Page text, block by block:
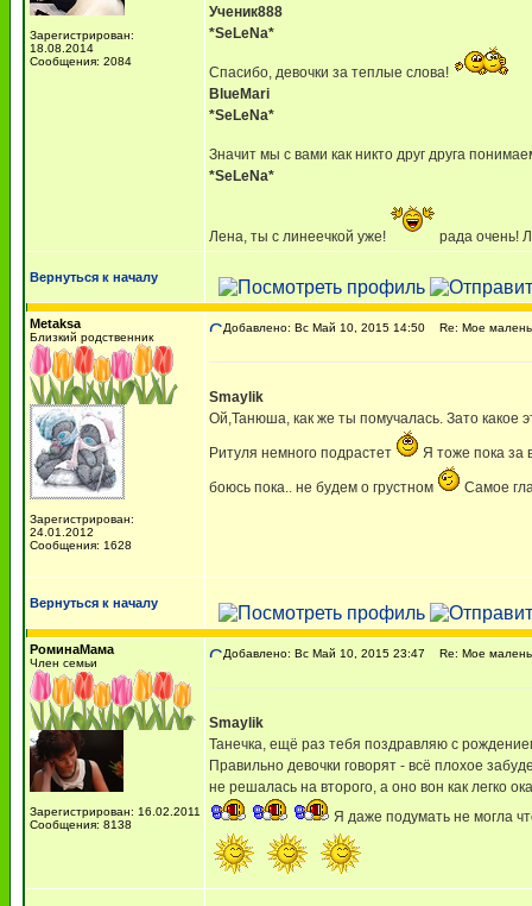
Зарегистрирован:
18.08.2014
Сообщения: 2084
Ученик888
*SeLeNa*
Спасибо, девочки за теплые слова!
BlueMari
*SeLeNa*
Значит мы с вами как никто друг друга
*SeLeNa*
Лена, ты с линеечкой уже! рада очень!
Вернуться к началу
Metaksa
Близкий родственник
Зарегистрирован:
24.01.2012
Сообщения: 1628
Добавлено: Вс Май 10, 2015 14:50 Re: Мое
Smaylik
Ой,Танюша, как же ты помучалась. Зато какое
Ритуля немного подрастет Я тоже пока за
боюсь пока.. не будем о грустном Самое
Вернуться к началу
РоминаМама
Член семьи
Зарегистрирован: 16.02.2011
Сообщения: 8138
Добавлено: Вс Май 10, 2015 23:47 Re: Мое
Smaylik
Танечка, ещё раз тебя поздравляю с
Правильно девочки говорят - всё плохое
не решалась на второго, а оно вон как легко
Я даже подумать не могла